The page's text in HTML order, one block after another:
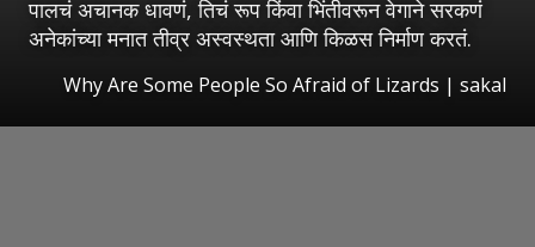
पालचं अचानक धावणं, तिचं रूप किंवा भिंतीवरून वेगाने सरकणं
अनेकांच्या मनात तीव्र अस्वस्थता आणि किळस निर्माण करतं.
Why Are Some People So Afraid of Lizards | sakal